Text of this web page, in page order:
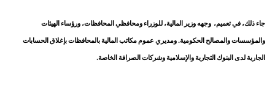
جاء ذلك، في تعميم، وجهه وزير المالية، للوزراء ومحافظي المحافظات، ورؤساء الهيئات
والمؤسسات والمصالح الحكومية. ومديري عموم مكاتب المالية بالمحافظات بإغلاق الحسابات
الجارية لدى البنوك التجارية والإسلامية وشركات الصرافة الخاصة.